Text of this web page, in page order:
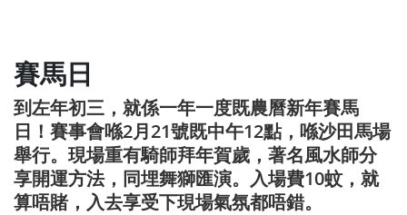
賽馬日
到左年初三，就係一年一度既農曆新年賽馬
日！賽事會喺2月21號既中午12點，喺沙田馬場
舉行。現場重有騎師拜年賀歲，著名風水師分
享開運方法，同埋舞獅匯演。入場費10蚊，就
算唔賭，入去享受下現場氣氛都唔錯。